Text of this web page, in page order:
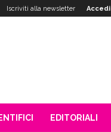
Iscriviti alla newsletter Accedi
EDITORIALI